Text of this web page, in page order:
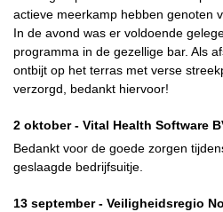
actieve meerkamp hebben genoten
In de avond was er voldoende
programma in de gezellige bar. Als
ontbijt op het terras met verse
verzorgd, bedankt hiervoor!
2 oktober - Vital Health Software
Bedankt voor de goede zorgen
geslaagde bedrijfsuitje.
13 september - Veiligheidsregio